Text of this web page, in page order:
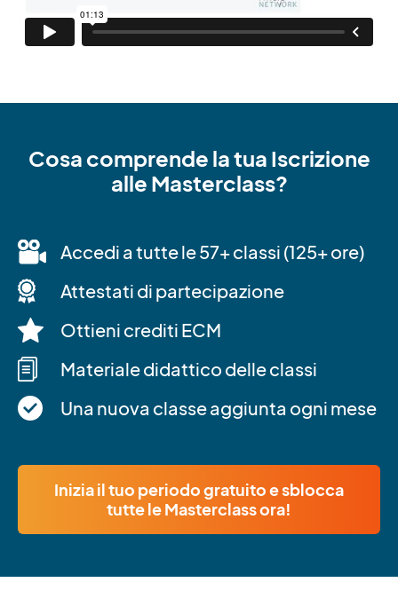
Cosa comprende la tua Iscrizione
alle Masterclass?
Accedi a tutte le 57+ classi (125+ ore)
Attestati di partecipazione
Ottieni crediti ECM
Materiale didattico delle classi
Una nuova classe aggiunta ogni mese
Inizia il tuo periodo gratuito e sblocca
tutte le Masterclass ora!